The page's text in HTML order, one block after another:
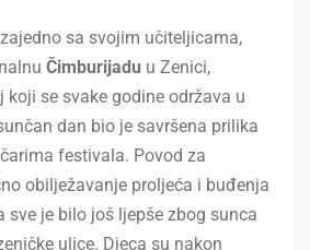
zajedno sa svojim učiteljicama,
Čimburijadu u Zenici,
se svake godine održava u
dan bio je savršena prilika
festivala. Povod za
obilježavanje proljeća i buđenja
sve je bilo još ljepše zbog sunca
ulice. Djeca su nakon